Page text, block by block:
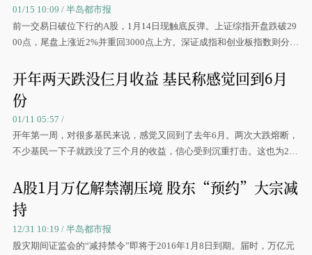
01/15 10:09 / 半岛都市报
前一交易日破位下行的A股，1月14日现触底反弹。上证综指开盘跌破29
00点，尾盘上涨近2%并重回3000点上方。深证成指和创业板指数则分别
开年两天跌没仨月收益 基民称感觉回到6月
份
01/11 05:57 /
开年第一周，对很多基民来说，感觉又回到了去年6月。两次大跌熔断，
不少基民一下子就跌没了三个月的收益，信心受到沉重打击。这也为201
A股1月万亿解禁潮压境 股东“预约”大宗减
持
12/31 10:19 / 半岛都市报
股灾期间证监会的“减持禁令”即将于2016年1月8日到期。届时，万亿元